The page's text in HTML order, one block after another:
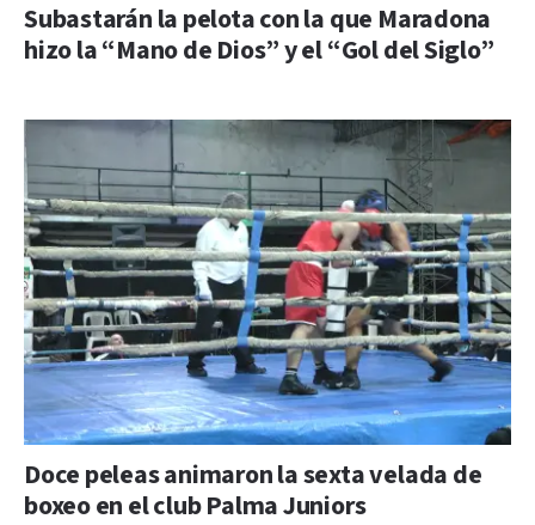
Subastarán la pelota con la que Maradona
hizo la “Mano de Dios” y el “Gol del Siglo”
Doce peleas animaron la sexta velada de
boxeo en el club Palma Juniors